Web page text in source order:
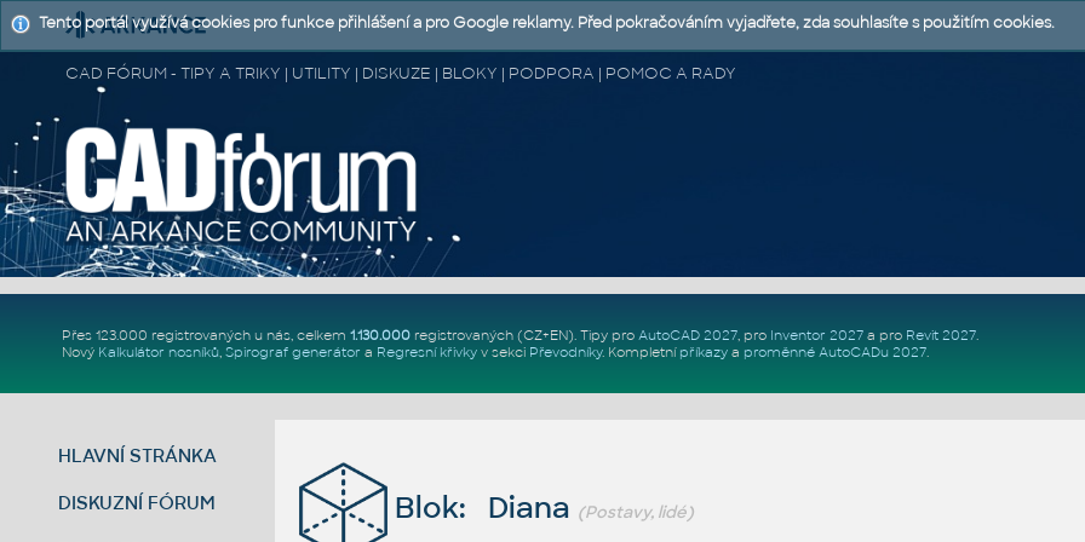
CAD FÓRUM - TIPY A TRIKY | UTILITY | DISKUZE | BLOKY | PODPORA | POMOC A RADY
Přes 123.000 registrovaných u nás, celkem 1.130.000registrovaných (CZ+EN). Tipy pro AutoCAD 2027, pro Inventor 2027a pro Revit 2027.
Nový Kalkulátor nosníků, Spirograf generátor a Regresní křivkyv sekci Převodníky. Kompletní příkazya proměnné AutoCADu 2027.
HLAVNÍ STRÁNKA
DISKUZNÍ FÓRUM Blok: Diana (Postavy, lidé)
Tento portál využívá cookies pro funkce přihlášení a pro Google reklamy. Před pokračováním vyjadřete, zda souhlasíte s použitím cookies.